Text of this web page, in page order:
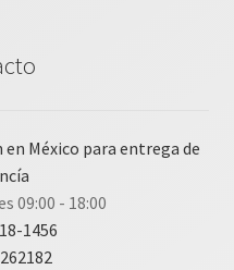
México para entrega de
09:00 - 18:00
1456